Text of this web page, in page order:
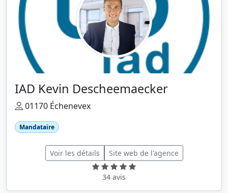
IAD Kevin Descheemaecker
01170 Échenevex
Mandataire
Voir les détails Site web de l'agence
34 avis